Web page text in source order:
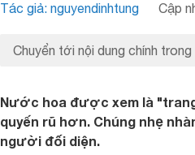
Tác giả: nguyendinhtung Cập
Chuyển tới nội dung chính trong
Nước hoa được xem là
quyến rũ hơn. Chúng nhẹ
người đối diện.